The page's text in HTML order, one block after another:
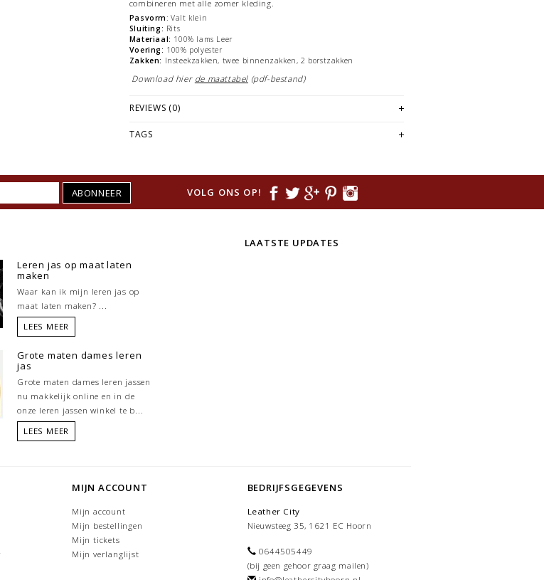
combineren met alle zomer kleding.
Pasvorm : Valt klein
Sluiting: Rits
Materiaal: 100% lams Leer
Voering: 100% polyester
Zakken: Insteekzakken, twee binnenzakken, 2 borstzakken
Download hier de maattabel (pdf-bestand)
REVIEWS (0)
TAGS
ABONNEER VOLG ONS OP!
Leren jas op maat laten
maken
Waar kan ik mijn leren jas op
maat laten maken? ...
LEES MEER
Grote maten dames leren
jas
Grote maten dames leren jassen
nu makkelijk online en in de
onze leren jassen winkel te b...
LEES MEER
LAATSTE UPDATES
MIJN ACCOUNT
Mijn account
Mijn bestellingen
Mijn tickets
Mijn verlanglijst
BEDRIJFSGEGEVENS
Leather City
Nieuwsteeg 35, 1621 EC Hoorn
0644505449
(bij geen gehoor graag mailen)